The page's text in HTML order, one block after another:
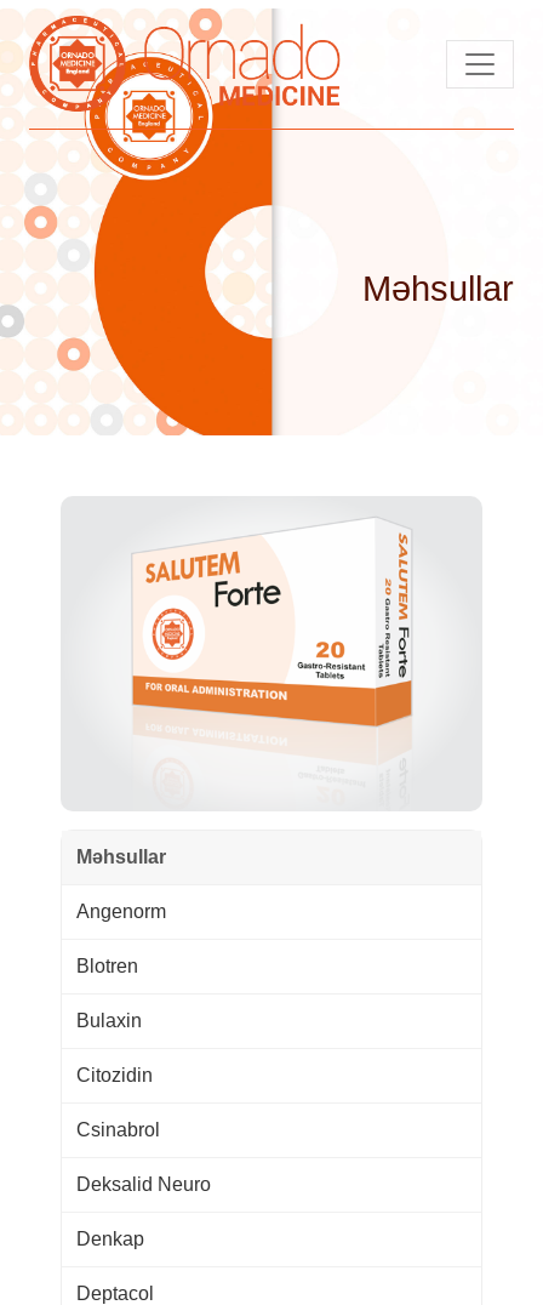
Məhsullar
Məhsullar
Angenorm
Blotren
Bulaxin
Citozidin
Csinabrol
Deksalid Neuro
Denkap
Deptacol